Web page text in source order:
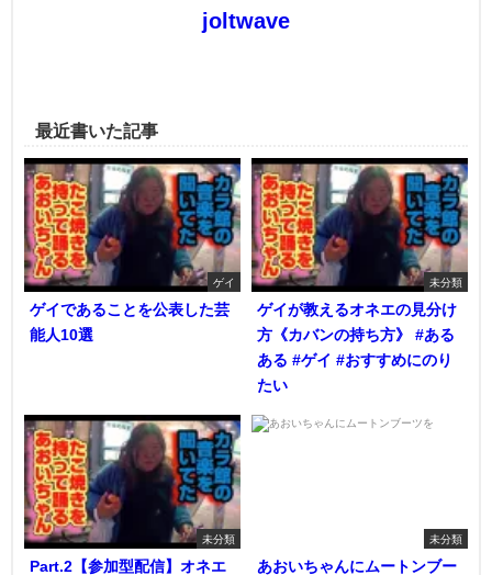
joltwave
最近書いた記事
ゲイ
ゲイであることを公表した芸
能人10選
未分類
ゲイが教えるオネエの見分け
方《カバンの持ち方》 #ある
ある #ゲイ #おすすめにのり
たい
未分類
Part.2【参加型配信】オネエ
未分類
あおいちゃんにムートンブー